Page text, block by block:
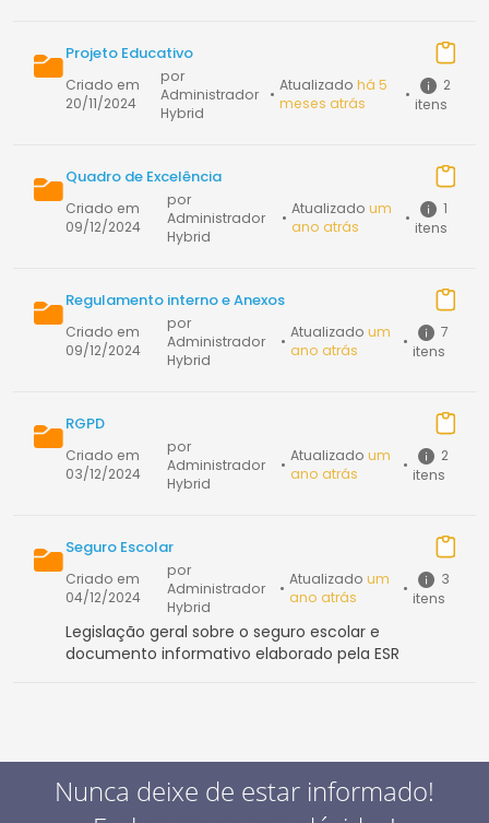
Projeto Educativo
Criado em
20/11/2024
por
Administrador
Hybrid
• Atualizadohá 5
meses atrás
•
2
itens
Quadro de Excelência
Criado em
09/12/2024
por
Administrador
Hybrid
• Atualizado um
ano atrás
•
1
itens
Regulamento interno e Anexos
Criado em
09/12/2024
por
Administrador
Hybrid
• Atualizado um
ano atrás
•
7
itens
RGPD
Criado em
03/12/2024
por
Administrador
Hybrid
• Atualizado um
ano atrás
•
2
itens
Seguro Escolar
Criado em
04/12/2024
por
Administrador
Hybrid
• Atualizadoum
ano atrás
•
3
itens
Legislação geral sobre o seguro escolar e
documento informativo elaborado pela ESR
Nunca deixe de estar informado!